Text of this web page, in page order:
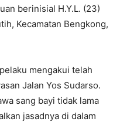
berinisial H.Y.L. (23)
Kecamatan Bengkong,
mengakui telah
Jalan Yos Sudarso.
sang bayi tidak lama
jasadnya di dalam